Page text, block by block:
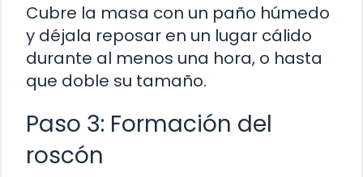
Cubre la masa con un paño húmedo
y déjala reposar en un lugar cálido
durante al menos una hora, o hasta
que doble su tamaño.
Paso 3: Formación del
roscón